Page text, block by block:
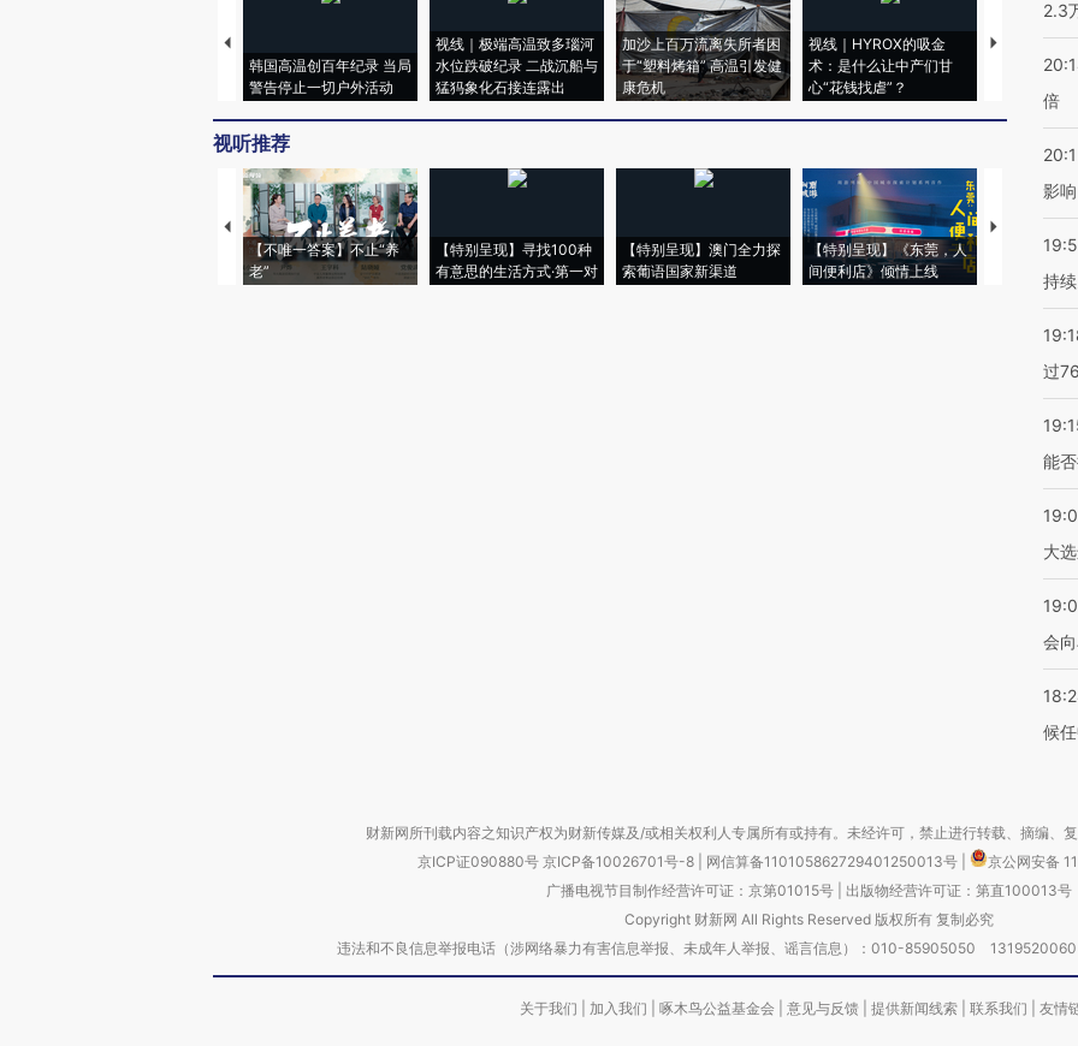
韩国高温创百年纪录 当局
警告停止一切户外活动
视线｜极端高温致多瑙河
水位跌破纪录 二战沉船与
猛犸象化石接连露出
加沙上百万流离失所者困
于“塑料烤箱” 高温引发健
康危机
视线｜HYROX的吸金
术：是什么让中产们甘
心“花钱找虐”？
马航飞行员
粒摇头丸
视听推荐
【不唯一答案】不止“养
老”
【特别呈现】寻找100种
有意思的生活方式·第一对
【特别呈现】澳门全力探
索葡语国家新渠道
【特别呈现】《东莞，人
间便利店》倾情上线
【推广】走
会，让数智
2.3
倍
影
持
过
能
大
会
候
财新网所刊载内容之知识产权为财新传媒及/或相关权利人专属所有或持有。未经许可，禁止进行转载、摘编、
京ICP证090880号 京ICP备10026701号-8 网信算备110105862729401250013号
京公网安备
广播电视节目制作经营许可证：京第01015号| 出版物经营许可证：第直100013号
Copyright 财新网 All Rights Reserved 版权所有 复制必究
违法和不良信息举报电话（涉网络暴力有害信息举报、未成年人举报、谣言信息）：010-85905050
关于我们 加入我们 啄木鸟公益基金会 意见与反馈 提供新闻线索 联系我们 友情